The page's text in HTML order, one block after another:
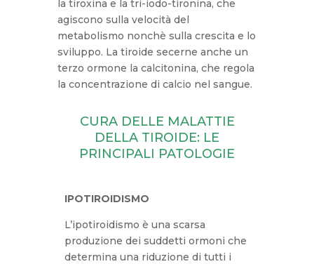
la tiroxina e la tri-iodo-tironina, che
agiscono sulla velocità del
metabolismo nonchè sulla crescita e lo
sviluppo. La tiroide secerne anche un
terzo ormone la calcitonina, che regola
la concentrazione di calcio nel sangue.
CURA DELLE MALATTIE
DELLA TIROIDE: LE
PRINCIPALI PATOLOGIE
IPOTIROIDISMO
L’ipotiroidismo è una scarsa
produzione dei suddetti ormoni che
determina una riduzione di tutti i